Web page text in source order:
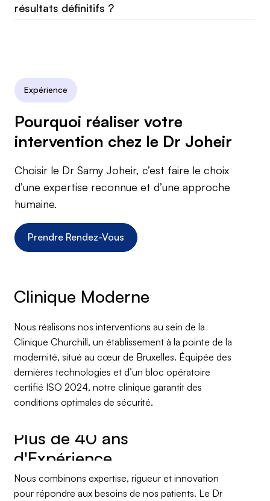
résultats définitifs ?
Expérience
Pourquoi réaliser votre
intervention chez le Dr Joheir
Choisir le Dr Samy Joheir, c’est faire le choix
d’une expertise reconnue et d’une approche
humaine.
Prendre Rendez-Vous
Clinique Moderne
Nous réalisons nos interventions au sein de la
Clinique Churchill, un établissement à la pointe de la
modernité, situé au cœur de Bruxelles. Équipée des
dernières technologies et d’un bloc opératoire
certifié ISO 2024, notre clinique garantit des
conditions optimales de sécurité.
Plus de 40 ans
Nous combinons expertise, rigueur et innovation
pour répondre aux besoins de nos patients. Le Dr